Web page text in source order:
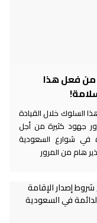
من فعل هذا
السلوك خلال القيادة
جهود كثيرة من أجل
في شوارع السعودية
هام من المرور